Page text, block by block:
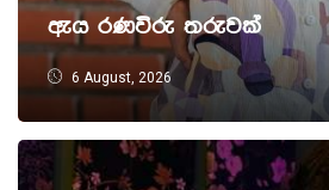
ඇය රණවිරු තරුවක්
6 August, 2026